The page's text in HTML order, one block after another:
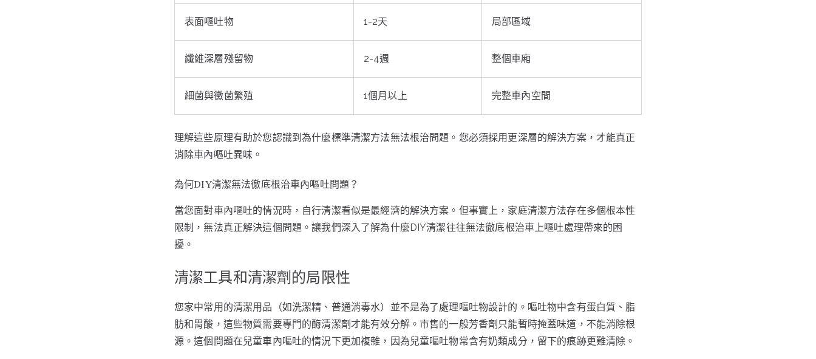
表面嘔吐物 1-2天 局部區域
纖維深層殘留物 2-4週 整個車廂
細菌與黴菌繁殖 1個月以上 完整車內空間
理解這些原理有助於您認識到為什麼標準清潔方法無法根治問題。您必須採用更深層的解決方案，才能真正
消除車內嘔吐異味。
為何DIY清潔無法徹底根治車內嘔吐問題？
當您面對車內嘔吐的情況時，自行清潔看似是最經濟的解決方案。但事實上，家庭清潔方法存在多個根本性
限制，無法真正解決這個問題。讓我們深入了解為什麼DIY清潔往往無法徹底根治車上嘔吐處理帶來的困
擾。
清潔工具和清潔劑的局限性
您家中常用的清潔用品（如洗潔精、普通消毒水）並不是為了處理嘔吐物設計的。嘔吐物中含有蛋白質、脂
肪和胃酸，這些物質需要專門的酶清潔劑才能有效分解。市售的一般芳香劑只能暫時掩蓋味道，不能消除根
源。這個問題在兒童車內嘔吐的情況下更加複雜，因為兒童嘔吐物常含有奶類成分，留下的痕跡更難清除。